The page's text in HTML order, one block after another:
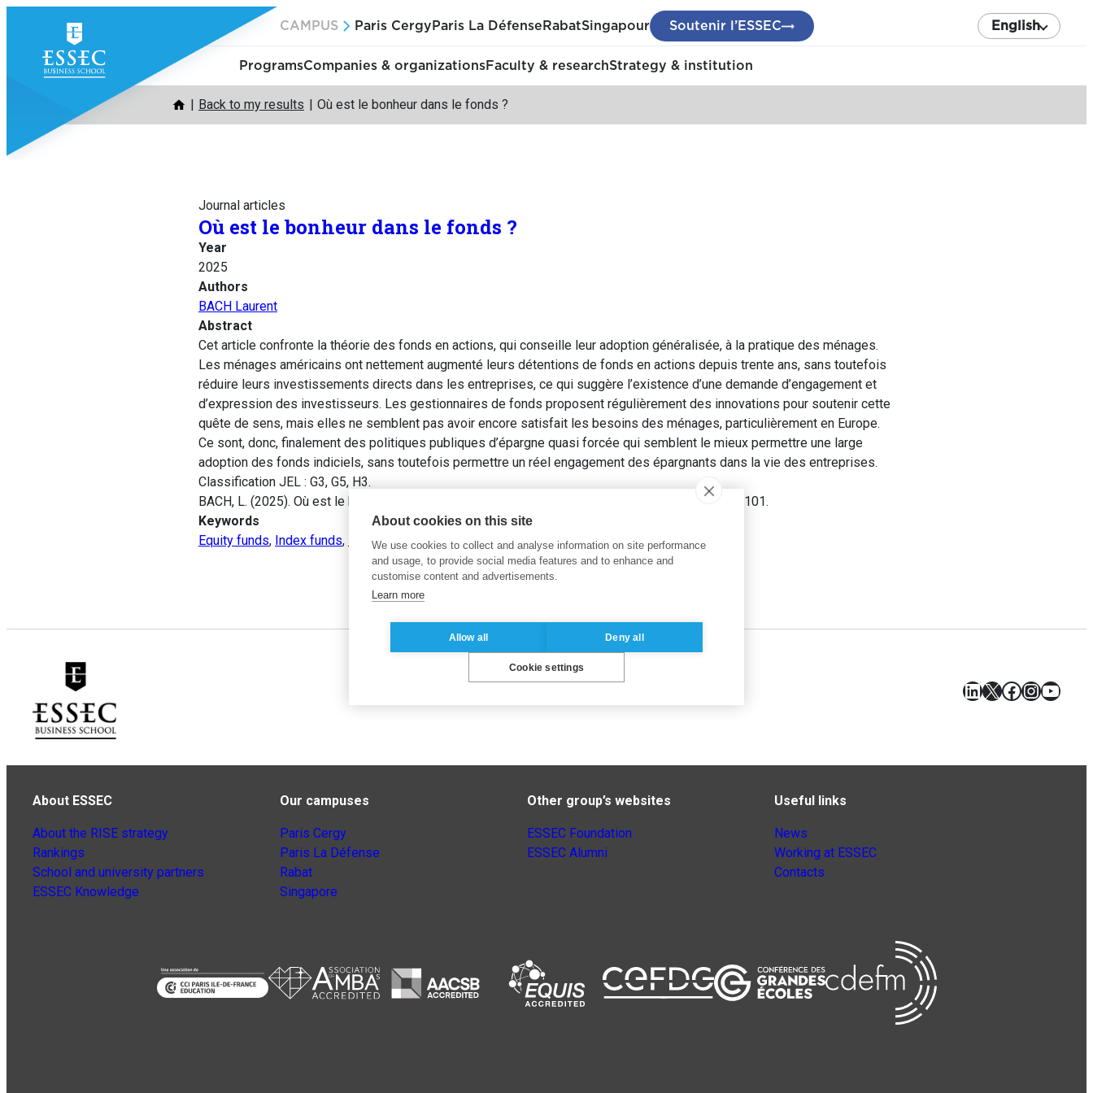
content
CAMPUS Paris Cergy Paris La Défense RabatSingapour Soutenir l’ESSEC English
ProgramsCompanies & organizationsFaculty & researchStrategy & institution
Back to my results Où est le bonheur dans le fonds ?
Journal articles
Où est le bonheur dans le fonds ?
Year
2025
Authors
BACH Laurent
Abstract
Cet article confronte la théorie des fonds en actions, qui conseille leur adoption généralisée, à la pratique des ménages.
Les ménages américains ont nettement augmenté leurs détentions de fonds en actions depuis trente ans, sans toutefois
réduire leurs investissements directs dans les entreprises, ce qui suggère l’existence d’une demande d’engagement et
d’expression des investisseurs. Les gestionnaires de fonds proposent régulièrement des innovations pour soutenir cette
quête de sens, mais elles ne semblent pas avoir encore satisfait les besoins des ménages, particulièrement en Europe.
Ce sont, donc, finalement des politiques publiques d’épargne quasi forcée qui semblent le mieux permettre une large
adoption des fonds indiciels, sans toutefois permettre un réel engagement des épargnants dans la vie des entreprises.
Classification JEL : G3, G5, H3.
BACH, L. (2025). Où est le bonheur dans le fonds ?
, 158(2), pp. 91-101.
Keywords
Equity funds, Index funds, Investor engagement,Financial innovation
LinkedIn
X Facebook
About ESSEC
About the RISE strategy
Rankings
School and university partners
ESSEC Knowledge
Our campuses
Paris Cergy
Paris La Défense
Rabat
Singapore
Other group’s websites
ESSEC Foundation
ESSEC Alumni
Useful links
News
Working at ESSEC
Contacts
About cookies on this site
We use cookies to collect and analyse information on site performance
and usage, to provide social media features and to enhance and
customise content and advertisements.
Learn more
Allow all Deny all
Cookie settings